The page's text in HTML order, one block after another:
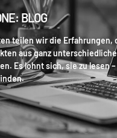
BLOG
teilen wir die Erfahrungen,
aus ganz
Es lohnt sich, sie zu lesen